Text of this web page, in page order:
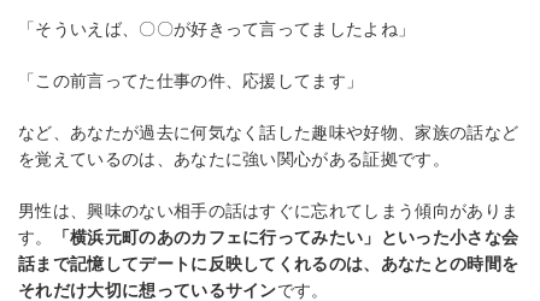
「そういえば、〇〇が好きって言ってましたよね」
「この前言ってた仕事の件、応援してます」
など、あなたが過去に何気なく話した趣味や好物、家族の話など
を覚えているのは、あなたに強い関心がある証拠です。
男性は、興味のない相手の話はすぐに忘れてしまう傾向がありま
す。
「横浜元町のあのカフェに行ってみたい」といった小さな会
話まで記憶してデートに反映してくれるのは、あなたとの時間を
それだけ大切に想っているサインです。